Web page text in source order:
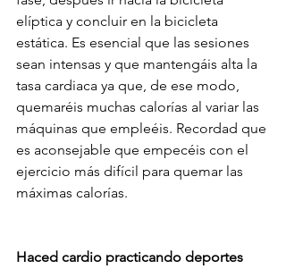
elíptica y concluir en la bicicleta
estática. Es esencial que las sesiones
sean intensas y que mantengáis alta la
tasa cardiaca ya que, de ese modo,
quemaréis muchas calorías al variar las
máquinas que empleéis. Recordad que
es aconsejable que empecéis con el
ejercicio más difícil para quemar las
máximas calorías.
Haced cardio practicando deportes